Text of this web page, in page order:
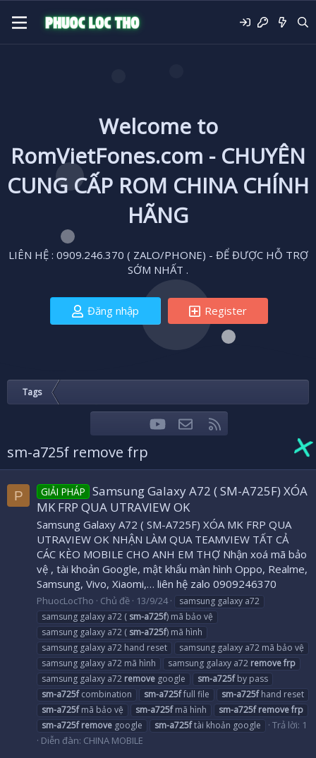
Welcome to
RomVietFones.com - CHUYÊN
CUNG CẤP ROM CHINA CHÍNH
HÃNG
LIÊN HỆ : 0909.246.370 ( ZALO/PHONE) - ĐỂ ĐƯỢC HỖ TRỢ
SỚM NHẤT .
Đăng nhập Register
Tags
FacebookTwitteryoutubeLiên hệ
sm-a725f remove frp
P GIẢI PHÁP Samsung Galaxy A72 ( SM-A725F) XÓA
MK FRP QUA UTRAVIEW OK
Samsung Galaxy A72 ( SM-A725F) XÓA MK FRP QUA
UTRAVIEW OK NHẬN LÀM QUA TEAMVIEW TẤT CẢ
CÁC KÈO MOBILE CHO ANH EM THỢ Nhận xoá mã bảo
vệ , tài khoản Google, mật khẩu màn hình Oppo, Realme,
Samsung, Vivo, Xiaomi,… liên hệ zalo 0909246370
PhuocLocTho Chủ đề 13/9/24
samsung galaxy a72
samsung galaxy a72 ( sm-a725f) mã bảo vệ
samsung galaxy a72 ( sm-a725f) mã hình
samsung galaxy a72 hand reset
samsung galaxy a72 mã bảo vệ
samsung galaxy a72 mã hình
samsung galaxy a72 removefrp
samsung galaxy a72 remove google sm-a725fby pass
sm-a725fcombination sm-a725ffull file sm-a725fhand reset
sm-a725fmã bảo vệ sm-a725fmã hình sm-a725f removefrp
sm-a725f remove google sm-a725ftài khoản google
Trả lời: 1
Diễn đàn: CHINA MOBILE